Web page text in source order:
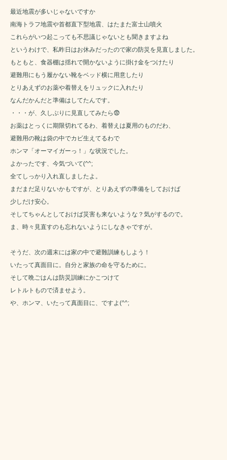
最近地震が多いじゃないですか
南海トラフ地震や首都直下型地震、はたまた富士山噴火
これらがいつ起こっても不思議じゃないとも聞きますよね
というわけで、私昨日はお休みだったので家の防災を見直しました。
もともと、食器棚は揺れで開かないように掛け金をつけたり
避難用にもう履かない靴をベッド横に用意したり
とりあえずのお薬や着替えをリュックに入れたり
なんだかんだと準備はしてたんです。
・・・が、久しぶりに見直してみたら😨
お薬はとっくに期限切れてるわ、着替えは夏用のものだわ、
避難用の靴は袋の中でカビ生えてるわで
ホンマ「オーマイガーっ！」な状況でした。
よかったです、今気づいて(^^;
全てしっかり入れ直しましたよ。
まだまだ足りないかもですが、とりあえずの準備をしておけば
少しだけ安心。
そしてちゃんとしておけば災害も来ないような？気がするので。
ま、時々見直すのも忘れないようにしなきゃですが。
そうだ、次の週末には家の中で避難訓練もしよう！
いたって真面目に。自分と家族の命を守るために。
そして晩ごはんは防災訓練にかこつけて
レトルトもので済ませよう。
や、ホンマ、いたって真面目に、ですよ(^^;